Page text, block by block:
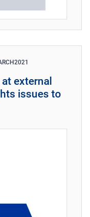
2021
external
issues to